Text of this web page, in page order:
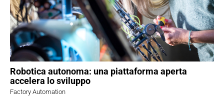
Robotica autonoma: una piattaforma aperta
accelera lo sviluppo
Factory Automation